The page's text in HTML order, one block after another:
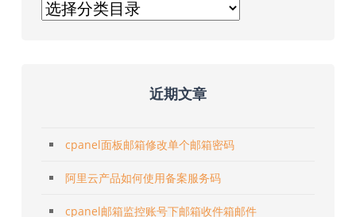
近期文章
cpanel面板邮箱修改单个邮箱密码
阿里云产品如何使用备案服务码
cpanel邮箱监控账号下邮箱收件箱邮件